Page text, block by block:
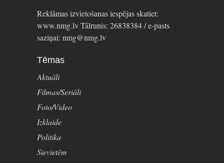
Reklāmas izvietošanas iespējas skatiet:
www.nmg.lv Tālrunis: 26838384 / e-pasts
saziņai: nmg@nmg.lv
Tēmas
Aktuāli
Filmas/Seriāli
Foto/Video
Izklaide
Politika
Sievietēm